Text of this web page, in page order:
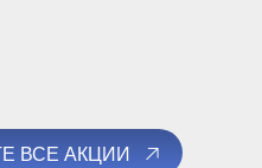
ВСЕ АКЦИИ